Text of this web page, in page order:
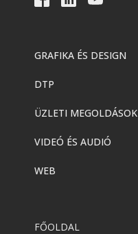
GRAFIKA ÉS DESIGN
DTP
ÜZLETI MEGOLDÁSOK
VIDEÓ ÉS AUDIÓ
WEB
FŐOLDAL